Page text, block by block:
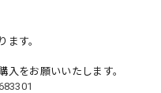
ます。
入をお願いいたします。